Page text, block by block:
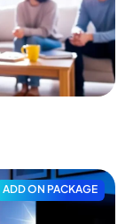
ADD ON PACKAGE